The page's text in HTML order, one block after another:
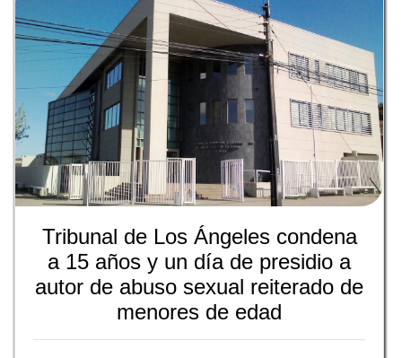
Tribunal de Los Ángeles condena
a 15 años y un día de presidio a
autor de abuso sexual reiterado de
menores de edad